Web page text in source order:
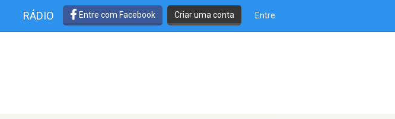
RÁDIO Entre com Facebook Criar uma conta Entre